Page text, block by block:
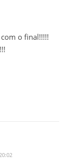
o final!!!!!